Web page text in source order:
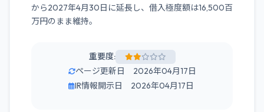
から2027年4月30日に延長し、借入極度額は16,500百
万円のまま維持。
重要度:
ページ更新日 2026年04月17日
IR情報開示日 2026年04月17日